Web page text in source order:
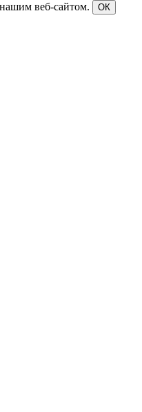
веб-сайтом.
ОК